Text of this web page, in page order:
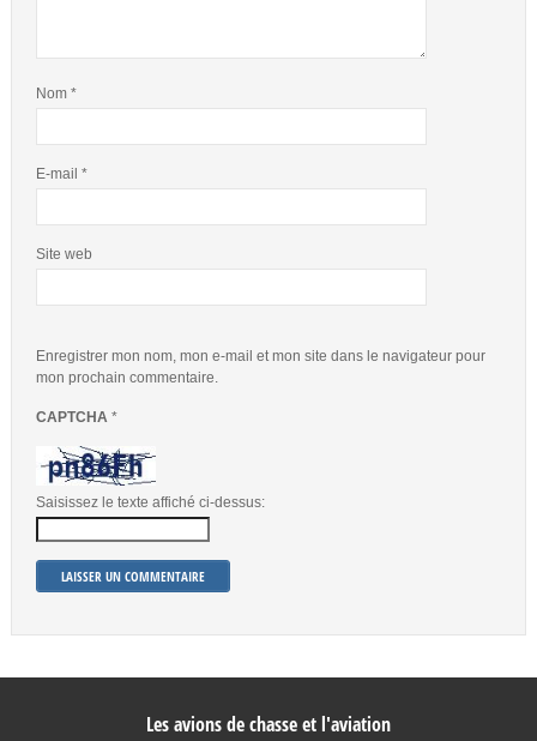
Nom *
E-mail *
Site web
Enregistrer mon nom, mon e-mail et mon site dans le navigateur pour
mon prochain commentaire.
CAPTCHA *
Saisissez le texte affiché ci-dessus:
Les avions de chasse et l'aviation